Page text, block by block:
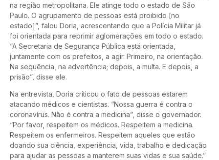
na região metropolitana. Ele atinge todo o estado de São
Paulo. O agrupamento de pessoas está proibido [no
estado]”, falou Doria, acrescentando que a Polícia Militar já
foi orientada para reprimir aglomerações em todo o estado.
“A Secretaria de Segurança Pública está orientada,
juntamente com os prefeitos, a agir. Primeiro, na orientação.
Na sequência, na advertência; depois, a multa. E depois, a
prisão”, disse ele.
Na entrevista, Doria criticou o fato de pessoas estarem
atacando médicos e cientistas. “Nossa guerra é contra o
coronavírus. Não é contra a medicina”, disse o governador.
“Por favor, respeitem os médicos. Respeitem a medicina.
Respeitem os enfermeiros. Respeitem aqueles que estão
doando sua ciência, experiência, vida, trabalho e dedicação
para ajudar as pessoas a manterem suas vidas e sua saúde.”